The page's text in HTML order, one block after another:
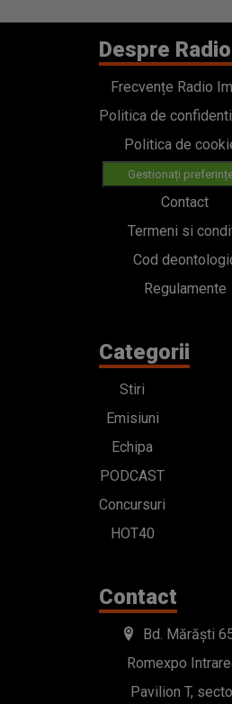
Despre
Frecvențe Radio
Politica de
Politica de
Gestionați
Contact
Termeni si
Cod
Regulamente
Categorii
Stiri
Emisiuni
Echipa
PODCAST
Concursuri
HOT40
Contact
Bd. Mărăști
Romexpo
Pavilion T,